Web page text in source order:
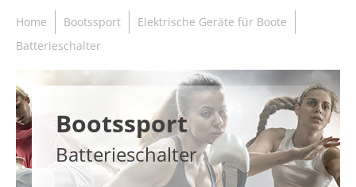
Home Bootssport
Elektrische Geräte für Boote
Batterieschalter
Bootssport
Batterieschalter